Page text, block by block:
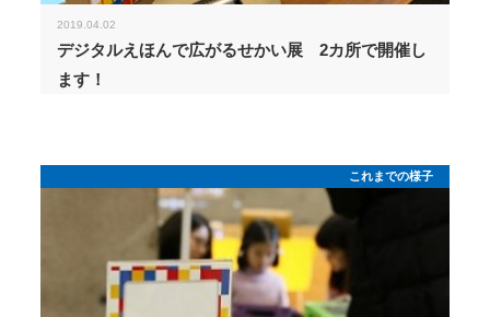
2019.04.02
デジタルえほんで広がるせかい展 2カ所で開催し
ます！
これまでの様子